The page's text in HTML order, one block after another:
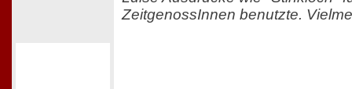
ZeitgenossInnen benutzte.